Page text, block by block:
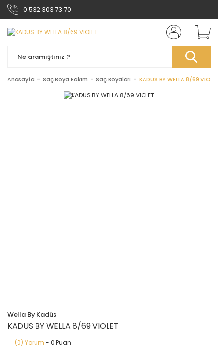
0 532 303 73 70
Anasayfa Saç Boya Bakım Saç Boyaları KADUS BY WELLA 8/69
Wella By Kadüs
KADUS BY WELLA 8/69 VIOLET
(0) Yorum - 0 Puan